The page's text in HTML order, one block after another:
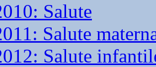
Salute
Salute
Salute